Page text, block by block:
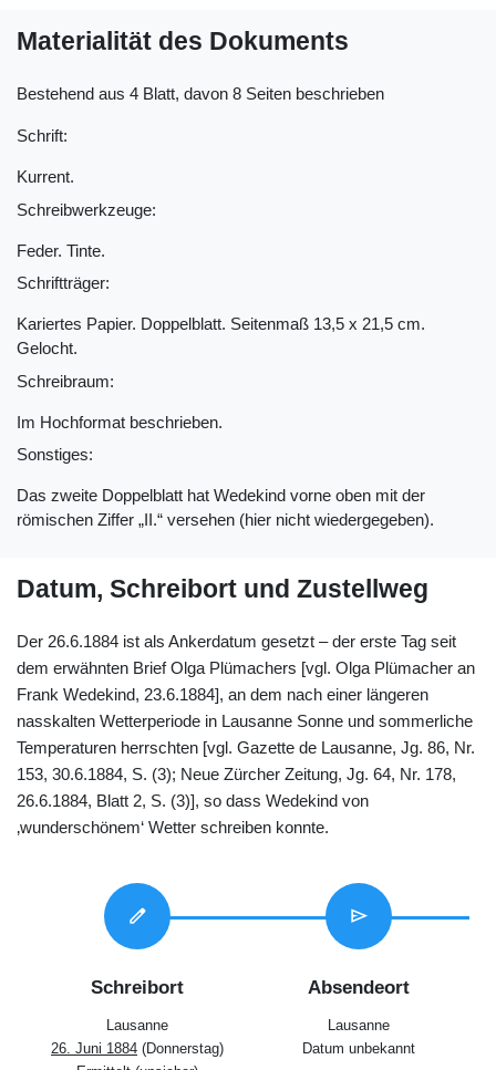
Materialität des Dokuments
Bestehend aus 4 Blatt, davon 8 Seiten beschrieben
Schrift:
Kurrent.
Schreibwerkzeuge:
Feder. Tinte.
Schriftträger:
Kariertes Papier. Doppelblatt. Seitenmaß 13,5 x 21,5 cm.
Gelocht.
Schreibraum:
Im Hochformat beschrieben.
Sonstiges:
Das zweite Doppelblatt hat Wedekind vorne oben mit der
römischen Ziffer „II.“ versehen (hier nicht wiedergegeben).
Datum, Schreibort und Zustellweg
Der 26.6.1884 ist als Ankerdatum gesetzt – der erste Tag seit
dem erwähnten Brief Olga Plümachers [vgl. Olga Plümacher an
Frank Wedekind, 23.6.1884], an dem nach einer längeren
nasskalten Wetterperiode in Lausanne Sonne und sommerliche
Temperaturen herrschten [vgl. Gazette de Lausanne, Jg. 86, Nr.
153, 30.6.1884, S. (3); Neue Zürcher Zeitung, Jg. 64, Nr. 178,
26.6.1884, Blatt 2, S. (3)], so dass Wedekind von
‚wunderschönem‘ Wetter schreiben konnte.
edit
Schreibort
Lausanne
26. Juni 1884 (Donnerstag)
send
Absendeort
Lausanne
Datum unbekannt